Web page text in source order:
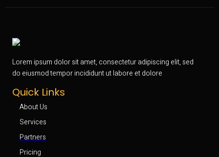
Lorem ipsum dolor sit amet, consectetur adipiscing elit, sed
do eiusmod tempor incididunt ut labore et dolore
Quick Links
About Us
Services
Partners
Pricing